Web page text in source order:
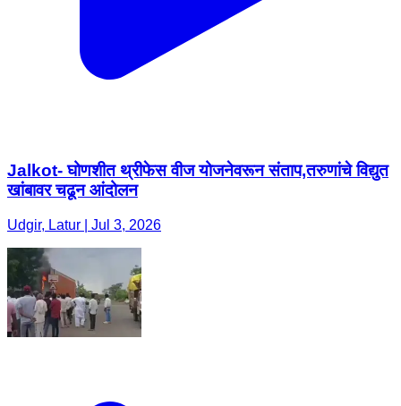
Jalkot- घोणशीत थ्रीफेस वीज योजनेवरून संताप,तरुणांचे विद्युत
खांबावर चढून आंदोलन
Udgir, Latur | Jul 3, 2026